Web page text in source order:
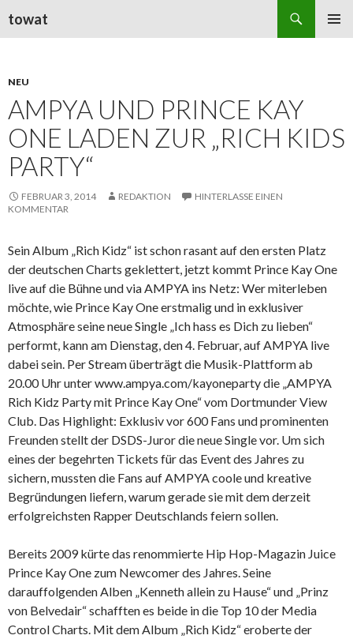
towat
NEU
AMPYA UND PRINCE KAY
ONE LADEN ZUR „RICH KIDS
PARTY“
FEBRUAR 3, 2014 REDAKTION
HINTERLASSE EINEN
KOMMENTAR
Sein Album „Rich Kidz“ ist schon rasant auf den ersten Platz
der deutschen Charts geklettert, jetzt kommt Prince Kay One
live auf die Bühne und via AMPYA ins Netz: Wer miterleben
möchte, wie Prince Kay One erstmalig und in exklusiver
Atmosphäre seine neue Single „Ich hass es Dich zu lieben“
performt, kann am Dienstag, den 4. Februar, auf AMPYA live
dabei sein. Per Stream überträgt die Musik-Plattform ab
20.00 Uhr unter www.ampya.com/kayoneparty die „AMPYA
Rich Kidz Party mit Prince Kay One“ vom Dortmunder View
Club. Das Highlight: Exklusiv vor 600 Fans und prominenten
Freunden stellt der DSDS-Juror die neue Single vor. Um sich
eines der begehrten Tickets für das Event des Jahres zu
sichern, mussten die Fans auf AMPYA coole und kreative
Begründungen liefern, warum gerade sie mit dem derzeit
erfolgreichsten Rapper Deutschlands feiern sollen.
Bereits 2009 kürte das renommierte Hip Hop-Magazin Juice
Prince Kay One zum Newcomer des Jahres. Seine
darauffolgenden Alben „Kenneth allein zu Hause“ und „Prinz
von Belvedair“ schafften es beide in die Top 10 der Media
Control Charts. Mit dem Album „Rich Kidz“ eroberte der